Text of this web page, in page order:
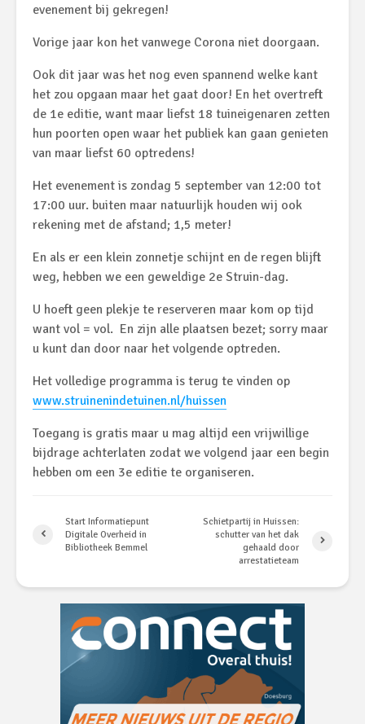
evenement bij gekregen!
Vorige jaar kon het vanwege Corona niet doorgaan.
Ook dit jaar was het nog even spannend welke kant
het zou opgaan maar het gaat door! En het overtreft
de 1e editie, want maar liefst 18 tuineigenaren zetten
hun poorten open waar het publiek kan gaan genieten
van maar liefst 60 optredens!
Het evenement is zondag 5 september van 12:00 tot
17:00 uur. buiten maar natuurlijk houden wij ook
rekening met de afstand; 1,5 meter!
En als er een klein zonnetje schijnt en de regen blijft
weg, hebben we een geweldige 2e Struin-dag.
U hoeft geen plekje te reserveren maar kom op tijd
want vol = vol. En zijn alle plaatsen bezet; sorry maar
u kunt dan door naar het volgende optreden.
Het volledige programma is terug te vinden op
www.struinenindetuinen.nl/huissen
Toegang is gratis maar u mag altijd een vrijwillige
bijdrage achterlaten zodat we volgend jaar een begin
hebben om een 3e editie te organiseren.
Start Informatiepunt
Digitale Overheid in
Bibliotheek Bemmel
Schietpartij in Huissen:
schutter van het dak
gehaald door
arrestatieteam